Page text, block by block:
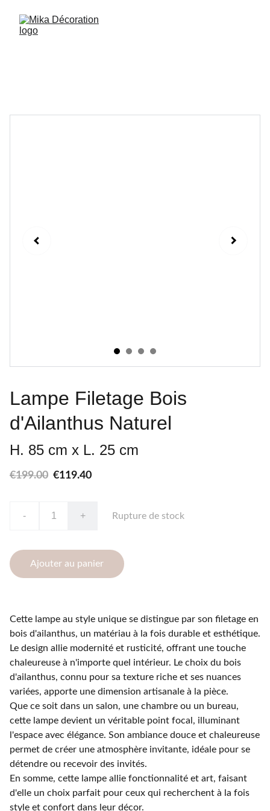
Lampe Filetage Bois
d'Ailanthus Naturel
H. 85 cm x L. 25 cm
€199.00 €119.40
- + Rupture de stock
Ajouter au panier
Cette lampe au style unique se distingue par son filetage en
bois d'ailanthus, un matériau à la fois durable et esthétique.
Le design allie modernité et rusticité, offrant une touche
chaleureuse à n'importe quel intérieur. Le choix du bois
d'ailanthus, connu pour sa texture riche et ses nuances
variées, apporte une dimension artisanale à la pièce.
Que ce soit dans un salon, une chambre ou un bureau,
cette lampe devient un véritable point focal, illuminant
l'espace avec élégance. Son ambiance douce et chaleureuse
permet de créer une atmosphère invitante, idéale pour se
détendre ou recevoir des invités.
En somme, cette lampe allie fonctionnalité et art, faisant
d'elle un choix parfait pour ceux qui recherchent à la fois
style et confort dans leur décor.